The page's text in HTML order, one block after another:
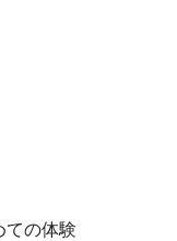
ての体験